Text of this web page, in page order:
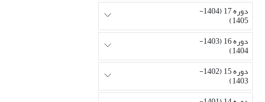
دوره 17 (1404-
1405)
دوره 16 (1403-
1404)
دوره 15 (1402-
1403)